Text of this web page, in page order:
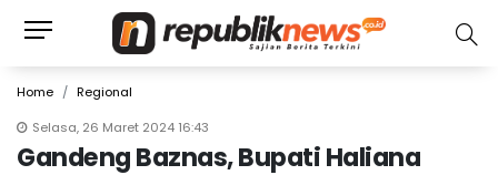
Home
Regional
Selasa, 26 Maret 2024 16:43
Gandeng Baznas, Bupati Haliana